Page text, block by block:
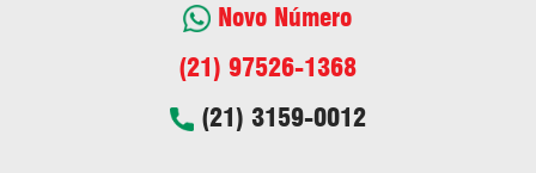
Novo Número
(21) 97526-1368
(21) 3159-0012